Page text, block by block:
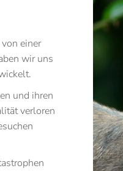
einer
wir uns
und ihren
verloren